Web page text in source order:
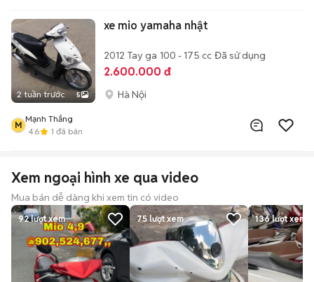
2 tuần trước 5
xe mio yamaha nhật
2012 Tay ga 100 - 175 cc Đã sử dụng
2.600.000 đ
Hà Nội
M
Mạnh Thắng
4.6
1 đã bán
Xem ngoại hình xe qua video
Mua bán dễ dàng khi xem tin có video
92lượt xem 75lượt xem 136lượt xem